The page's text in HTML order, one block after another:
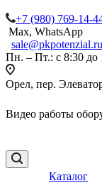
+7 (980) 769-14-
Max, WhatsApp
sale@pkpotenzial.ru
Пн. – Пт.: с 8:30 до
Орел, пер.
Видео работы
Каталог